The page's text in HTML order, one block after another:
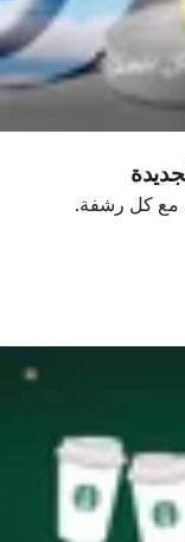
مع كل رشفة.